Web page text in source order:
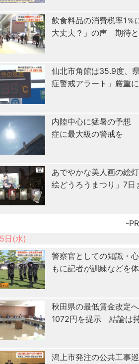
飲食料品の消費税率1
大丈夫？」の声 期待
仙北市角館は35.9度、
症警戒アラート」厳重
内陸中心に猛暑の予想
症に最大級の警戒を
あでやかな美人画の絵
絵どうろうまつり」7
-
日(水)
警察官としての知識・
もに記者が訓練などを
秋田県の最低賃金改定
1072円を提示 結論は
潟上市発注の公共工事